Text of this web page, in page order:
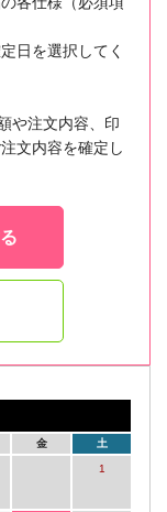
日を選択してく
や注文内容、印
文内容を確定し
金 土
1